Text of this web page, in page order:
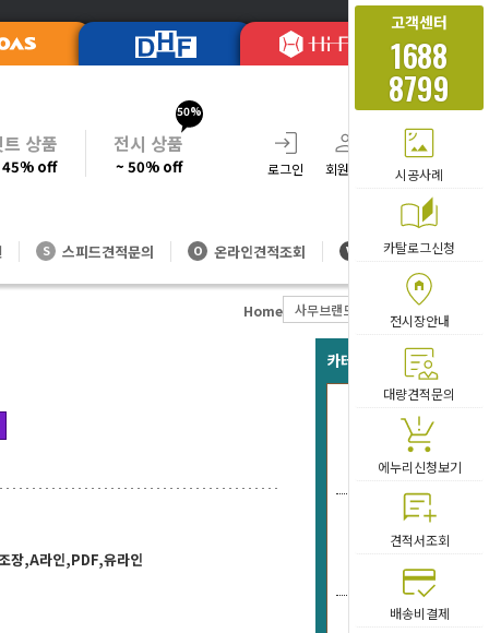
고객센터
1688
8799
시공사례
카탈로그신청
전시장안내
대량견적문의
에누리신청보기
견적서조회
배송비결제
트 상품
45% off
50%
전시 상품
~ 50% off 로그인 회원가입 주문조회
S 스피드견적문의 O 온라인견적조회 V 대량방문견적
Home 사무브랜드 U-LINE시리즈
장,A라인,PDF,유라인
카테고리 베스트 아이템
UL-유라